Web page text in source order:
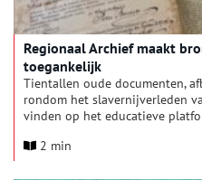
Regionaal Archief maakt
toegankelijk
Tientallen oude documenten,
rondom het slavernijverleden
vinden op het educatieve
scholieren, docenten en andere
2 min